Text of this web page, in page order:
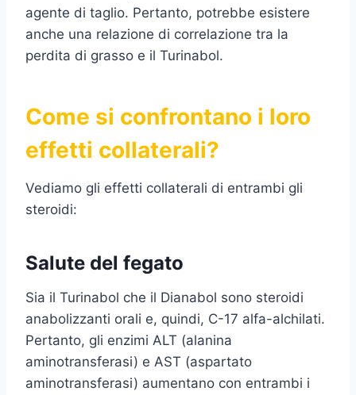
agente di taglio. Pertanto, potrebbe esistere
anche una relazione di correlazione tra la
perdita di grasso e il Turinabol.
Come si confrontano i loro
effetti collaterali?
Vediamo gli effetti collaterali di entrambi gli
steroidi:
Salute del fegato
Sia il Turinabol che il Dianabol sono steroidi
anabolizzanti orali e, quindi, C-17 alfa-alchilati.
Pertanto, gli enzimi ALT (alanina
aminotransferasi) e AST (aspartato
aminotransferasi) aumentano con entrambi i